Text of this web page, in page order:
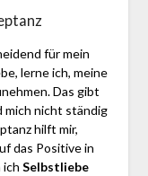
für mein
lerne ich, meine
Das gibt
mich nicht ständig
hilft mir,
das Positive in
ich Selbstliebe